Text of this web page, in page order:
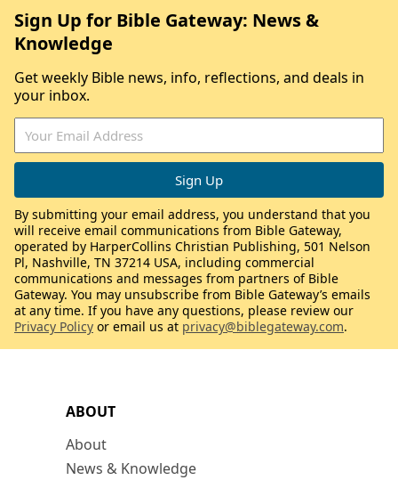
ABOUT
About
News & Knowledge
Sign Up for Bible Gateway: News &
Knowledge
Get weekly Bible news, info, reflections, and deals in
your inbox.
By submitting your email address, you understand that you
will receive email communications from Bible Gateway,
operated by HarperCollins Christian Publishing, 501 Nelson
Pl, Nashville, TN 37214 USA, including commercial
communications and messages from partners of Bible
Gateway. You may unsubscribe from Bible Gateway’s emails
at any time. If you have any questions, please review our
Privacy Policy or email us at privacy@biblegateway.com.